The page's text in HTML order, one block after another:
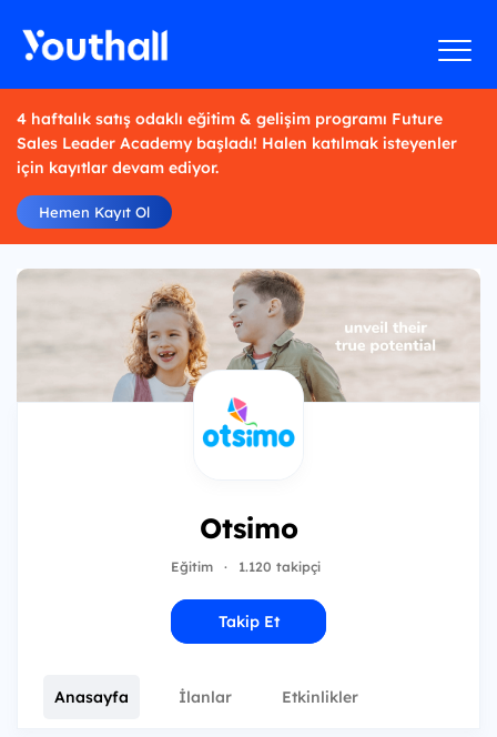
4 haftalık satış odaklı eğitim & gelişim programı Future
Sales Leader Academy başladı! Halen katılmak isteyenler
için kayıtlar devam ediyor.
Hemen Kayıt Ol
Otsimo
Eğitim · 1.120 takipçi
Takip Et
Anasayfa İlanlar Etkinlikler